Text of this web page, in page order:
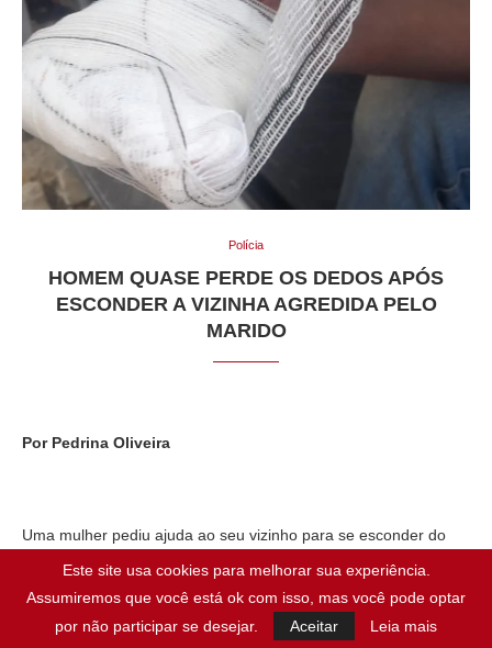
Polícia
HOMEM QUASE PERDE OS DEDOS APÓS
ESCONDER A VIZINHA AGREDIDA PELO
MARIDO
Por Pedrina Oliveira
Uma mulher pediu ajuda ao seu vizinho para se esconder do
marido que a espancava. O vizinho solícito, coloca a mulher
para dentro de sua casa e a esconde. O marido quando
descobre que a mulher está escondida na casa do vizinho, vai
Este site usa cookies para melhorar sua experiência.
Assumiremos que você está ok com isso, mas você pode optar
por não participar se desejar.
Aceitar Leia mais